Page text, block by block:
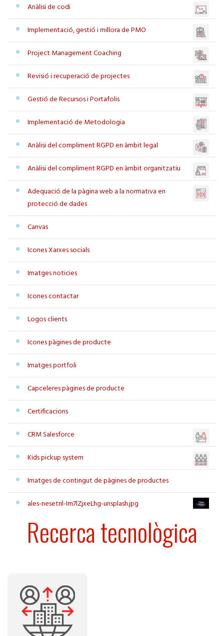
Anàlisi de codi
Implementació, gestió i millora de PMO
Project Management Coaching
Revisió i recuperació de projectes
Gestió de Recursos i Portafolis
Implementació de Metodologia
Anàlisi del compliment RGPD en àmbit legal
Anàlisi del compliment RGPD en àmbit organitzatiu
Adequació de la pàgina web a la normativa en
protecció de dades
Canvas
Icones Xarxes socials
Imatges noticies
Icones contactar
Logos clients
Icones pàgines de producte
Imatges portfoli
Capceleres pàgines de producte
Certificacions
CRM Salesforce
Kids pickup system
Imatges de contingut de pàgines de productes
ales-nesetril-Im7lZjxeLhg-unsplash.jpg
Recerca tecnològica